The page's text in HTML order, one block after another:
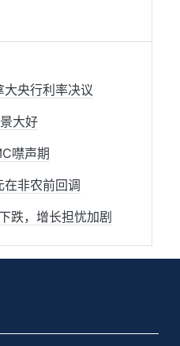
央行利率决议
大好
噤声期
非农前回调
跌，增长担忧加剧